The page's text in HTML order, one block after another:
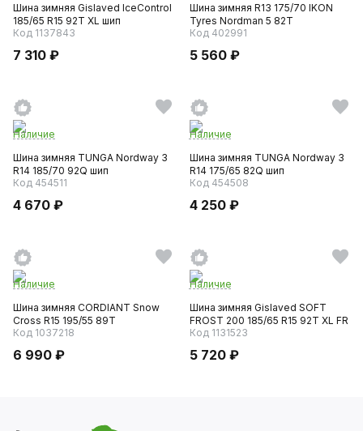
Шина зимняя Gislaved IceControl
185/65 R15 92T XL шип
Код 1137843
7 310 ₽
Шина зимняя R13 175/70 IKON
Tyres Nordman 5 82T
Код 402991
5 560 ₽
Наличие
Шина зимняя TUNGA Nordway 3
R14 185/70 92Q шип
Код 454511
4 670 ₽
Наличие
Шина зимняя TUNGA Nordway 3
R14 175/65 82Q шип
Код 454508
4 250 ₽
Наличие
Шина зимняя CORDIANT Snow
Cross R15 195/55 89T
Код 1037218
6 990 ₽
Наличие
Шина зимняя Gislaved SOFT
FROST 200 185/65 R15 92T XL FR
Код 1131523
5 720 ₽